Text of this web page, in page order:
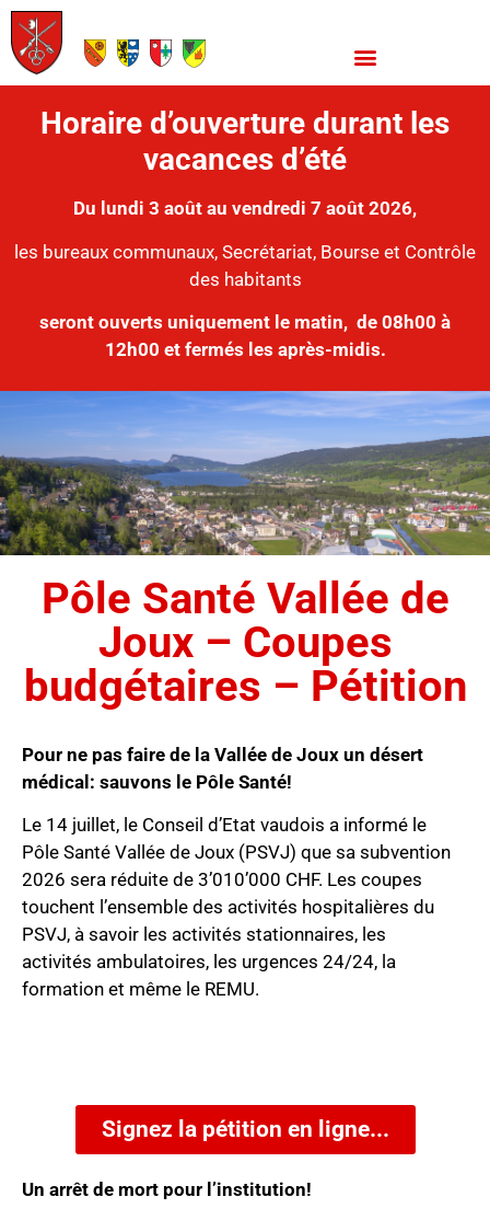
Horaire d’ouverture durant les
vacances d’été
Du lundi 3 août au vendredi 7 août 2026,
les bureaux communaux, Secrétariat, Bourse et Contrôle
des habitants
seront ouverts uniquement le matin, de 08h00 à
12h00 et fermés les après-midis.
Pôle Santé Vallée de
Joux – Coupes
budgétaires – Pétition
Pour ne pas faire de la Vallée de Joux un désert
médical: sauvons le Pôle Santé!
Le 14 juillet, le Conseil d’Etat vaudois a informé le
Pôle Santé Vallée de Joux (PSVJ) que sa subvention
2026 sera réduite de 3’010’000 CHF. Les coupes
touchent l’ensemble des activités hospitalières du
PSVJ, à savoir les activités stationnaires, les
activités ambulatoires, les urgences 24/24, la
formation et même le REMU.
Signez la pétition en ligne...
Un arrêt de mort pour l’institution!